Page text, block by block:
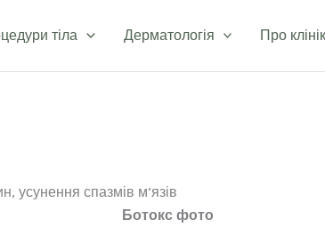
тіла Дерматологія Про
усунення спазмів м’язів